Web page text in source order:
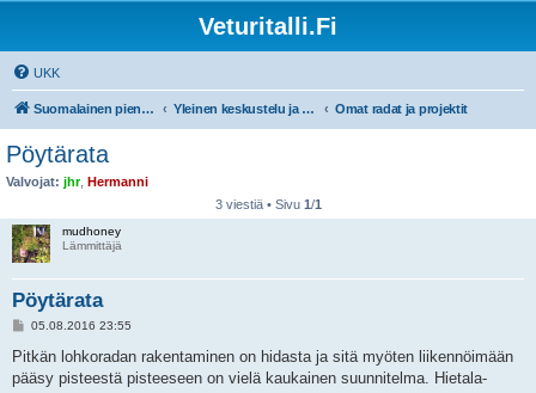
Veturitalli.Fi
UKK
Suomalainen pienoisrautatiefoorumi Yleinen keskustelu ja muut mittakaavat Omat radat ja projektit
Pöytärata
Valvojat: jhr, Hermanni
3 viestiä • Sivu 1/1
mudhoney
Lämmittäjä
Pöytärata
V
e
t
05.08.2016 23:55
Pitkän lohkoradan rakentaminen on hidasta ja sitä myöten liikennöimään
pääsy pisteestä pisteeseen on vielä kaukainen suunnitelma. Hietala-